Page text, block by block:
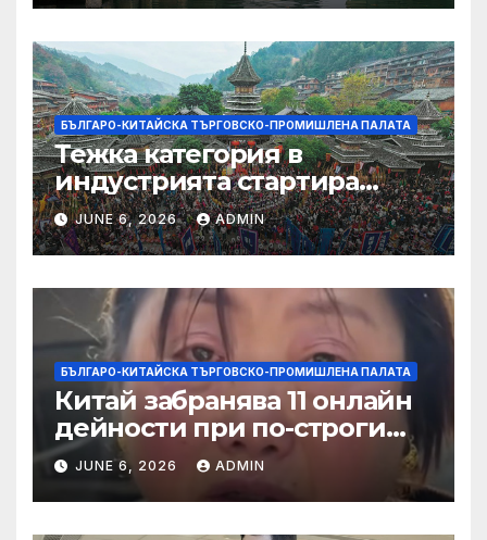
БЪЛГАРО-КИТАЙСКА ТЪРГОВСКО-ПРОМИШЛЕНА ПАЛАТА
Тежка категория в
индустрията стартира
алианс за космическа
слънчева енергия
JUNE 6, 2026 ADMIN
БЪЛГАРО-КИТАЙСКА ТЪРГОВСКО-ПРОМИШЛЕНА ПАЛАТА
Китай забранява 11 онлайн
дейности при по-строги
правила за ограничаване на
слуховете и
кибернасилниците
JUNE 6, 2026 ADMIN